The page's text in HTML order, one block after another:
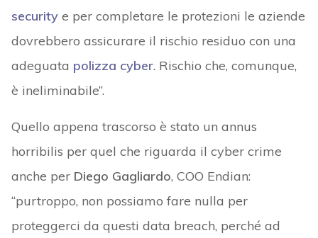
securitye per completare le protezioni le aziende
dovrebbero assicurare il rischio residuo con una
adeguata polizza cyber. Rischio che, comunque,
è ineliminabile”.
Quello appena trascorso è stato un annus
horribilis per quel che riguarda il cyber crime
anche per Diego Gagliardo, COO Endian:
“purtroppo, non possiamo fare nulla per
proteggerci da questi data breach, perché ad